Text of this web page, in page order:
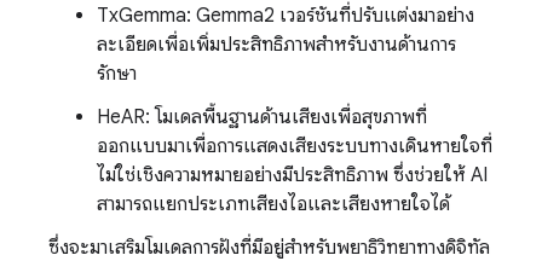
TxGemma: Gemma2 เวอร์ชันที่ปรับแต่งมาอย่าง
ละเอียดเพื่อเพิ่มประสิทธิภาพสำหรับงานด้านการ
รักษา
HeAR: โมเดลพื้นฐานด้านเสียงเพื่อสุขภาพที่
ออกแบบมาเพื่อการแสดงเสียงระบบทางเดินหายใจที่
ไม่ใช่เชิงความหมายอย่างมีประสิทธิภาพ ซึ่งช่วยให้ AI
สามารถแยกประเภทเสียงไอและเสียงหายใจได้
ซึ่งจะมาเสริมโมเดลการฝังที่มีอยู่สำหรับพยาธิวิทยาทางดิจิทัล